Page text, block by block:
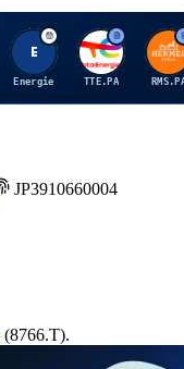
E
Energie
T
TTE.PA
H
JP3910660004
(8766.T).